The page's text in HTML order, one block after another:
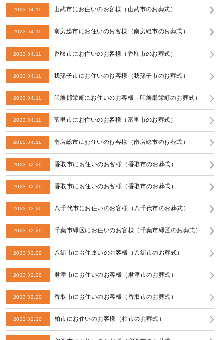
2023.04.11 山武市にお住いのお客様（山武市のお葬式）
2023.04.11 南房総市にお住いのお客様（南房総市のお葬式）
2023.04.11 香取市にお住いのお客様（香取市のお葬式）
2023.04.11 我孫子市にお住いのお客様（我孫子市のお葬式）
2023.04.11 印旛郡栄町にお住いのお客様（印旛郡栄町のお葬式）
2023.04.11 富里市にお住いのお客様（富里市のお葬式）
2023.04.11 南房総市にお住いのお客様（南房総市のお葬式）
2023.02.20 香取市にお住いのお客様（香取市のお葬式）
2023.02.20 香取市にお住いのお客様（香取市のお葬式）
2023.02.20 八千代市にお住いのお客様（八千代市のお葬式）
2023.02.20 千葉市緑区にお住いのお客様（千葉市緑区のお葬式）
2023.02.20 八街市にお住まいのお客様（八街市のお葬式）
2023.02.20 君津市にお住いのお客様（君津市のお葬式）
2023.02.20 香取市にお住いのお客様（香取市のお葬式）
2023.02.20 柏市にお住いのお客様（柏市のお葬式）